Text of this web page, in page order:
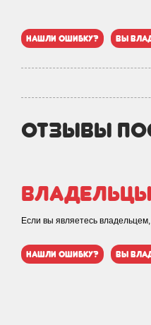
нашли ошибку? вы
отзывы
Если вы являетесь владельцем,
нашли ошибку? вы